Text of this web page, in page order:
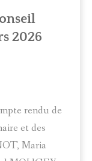
2026
rendu de
et des
Maria